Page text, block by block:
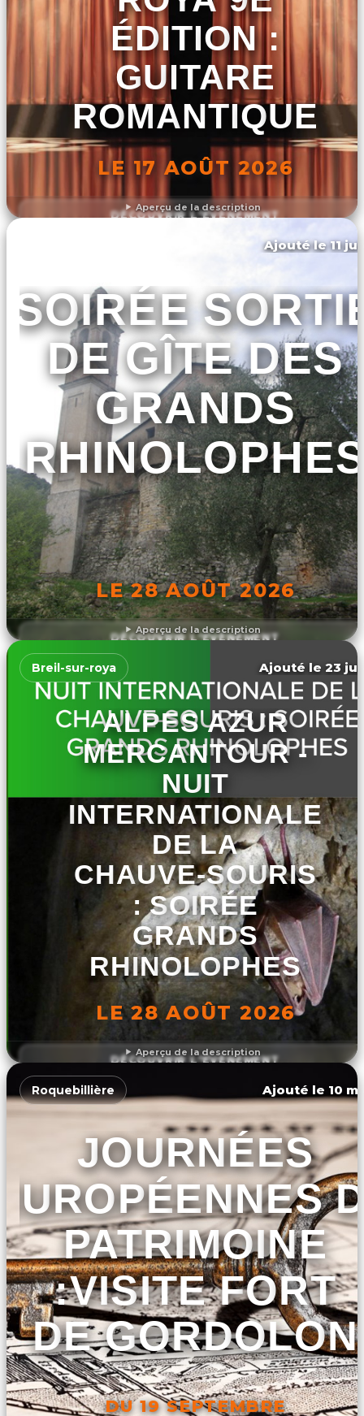
Aperçu de la description
ÉDITION :
GUITARE
ROMANTIQUE
LE 17 AOÛT 2026
DÉCOUVRIR L'ÉVÉNEMENT
Aperçu de la description
Ajouté le 11
SOIRÉE
DE GÎTE DES
GRANDS
LE 28 AOÛT 2026
DÉCOUVRIR L'ÉVÉNEMENT
Aperçu de la description
Breil-sur-roya Ajouté le 23
ALPES AZUR
MERCANTOUR -
NUIT
INTERNATIONALE
DE LA
CHAUVE-SOURIS
: SOIRÉE
GRANDS
RHINOLOPHES
LE 28 AOÛT 2026
DÉCOUVRIR L'ÉVÉNEMENT
Roquebillière Ajouté le 10
JOURNÉES
PATRIMOINE
:VISITE FORT
DE GORDOLON
DU 19 SEPTEMBRE